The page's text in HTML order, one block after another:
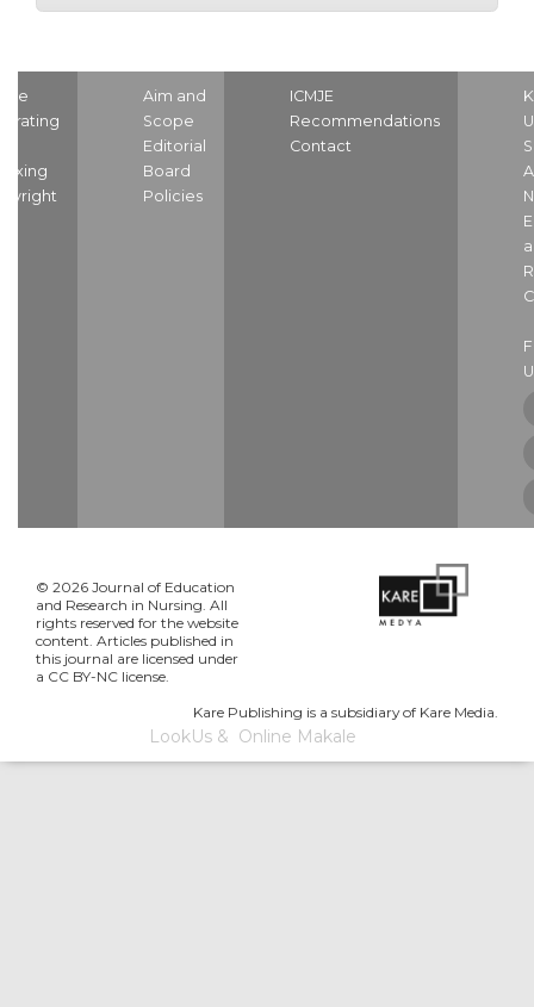
Aim and
Scope
Editorial
Board
Policies
ICMJE
Recommendations
Contact
© 2026 Journal of Education
and Research in Nursing. All
rights reserved for the website
content. Articles published in
this journal are licensed under
a CC BY-NC license.
Kare Publishing is a subsidiary of Kare Media.
LookUs& Online Makale